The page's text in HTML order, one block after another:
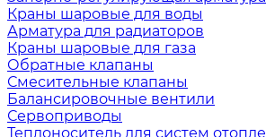
Краны шаровые для воды
Арматура для радиаторов
Краны шаровые для газа
Обратные клапаны
Смесительные клапаны
Балансировочные вентили
Сервоприводы
Теплоноситель для систем